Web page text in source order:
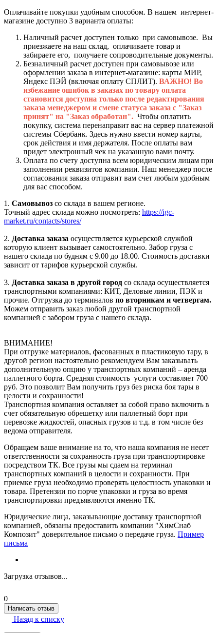
Оплачивайте покупки удобным способом. В нашем интернет-
магазине доступно 3 варианта оплаты:
Наличный расчет доступен только при самовывозе. Вы
приезжаете на наш склад, оплачиваете товар и
забираете его, получаете сопроводительные документы.
Безналичный расчет доступен при самовывозе или
оформлении заказа в интернет-магазине: карты МИР,
Яндекс ПЭЙ (включая оплату СПЛИТ). ВАЖНО! Во
избежание ошибок в заказах по товару оплата
становится доступна только после редактирования
заказа менеджером и смене статуса заказа с "Заказ
принят" на "Заказ обработан". Чтобы оплатить
покупку, система перенаправит вас на сервер платежной
системы Сбербанк. Здесь нужно ввести номер карты,
срок действия и имя держателя. После оплаты вам
придет электронный чек на указанную вами почту.
Оплата по счету доступна всем юридическим лицам при
заполнении реквизитов компании. Наш менеджер после
согласования заказа отправит вам счет любым удобным
для вас способом.
1. Самовывоз со склада в вашем регионе.
Точный адрес склада можно посмотреть: https://igc-
market.ru/contacts/stores/
2. Доставка заказа осуществляется курьерской службой
которую клиент вызывает самостоятельно. Забор груза с
нашего склада по будням с 9.00 до 18.00. Стоимость доставки
зависит от тарифов курьерской службы.
3. Доставка заказа в другой город со склада осуществляется
транспортными компаниями: КИТ, Деловые линии, ПЭК и
прочие. Отгрузка до терминалов по вторникам и четвергам.
Можем отправить заказ любой другой транспортной
компанией с забором груза с нашего склада.
ВНИМАНИЕ!
При отгрузке материалов, фасованных в пластиковую тару, в
другой регион настоятельно рекомендуем Вам заказывать
дополнительную опцию у транспортных компаний – аренда
паллетного борта. Средняя стоимость услуги составляет 700
руб. Это позволит Вам получить груз без риска боя тары в
целости и сохранности!
Транспортная компания оставляет за собой право включить в
счет обязательную обрешетку или паллетный борт при
перевозке жидкостей, опасных грузов и т.д. в том числе без
ведома отправителя.
Обращаем ваше внимание на то, что наша компания не несет
ответственности за сохранность груза при транспортировке
посредством ТК. Все грузы мы сдаем на терминал
транспортных компаний в целости и сохранности. При
приемке груза необходимо проверять целостность упаковки и
товара. Претензии по порче упаковки и груза во время
транспортировки предъявляются именно ТК.
Юридические лица, заказывающие доставку транспортной
компанией, обязаны предоставить компании "ХимСнаб
Композит" доверительное письмо о передаче груза. Пример
письма
Загрузка отзывов...
0
Написать отзыв
Назад к списку